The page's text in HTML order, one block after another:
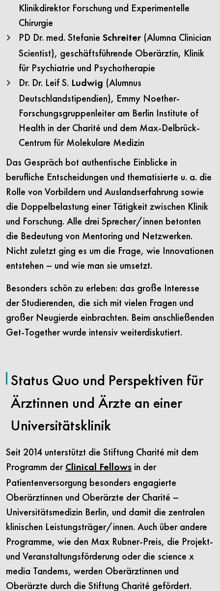
Klinikdirektor Forschung und Experimentelle
Chirurgie
PD Dr. med. Stefanie Schreiter (Alumna Clinician
Scientist), geschäftsführende Oberärztin, Klinik
für Psychiatrie und Psychotherapie
Dr. Dr. Leif S. Ludwig (Alumnus
Deutschlandstipendien), Emmy Noether-
Forschungsgruppenleiter am Berlin Institute of
Health in der Charité und dem Max-Delbrück-
Centrum für Molekulare Medizin
Das Gespräch bot authentische Einblicke in
berufliche Entscheidungen und thematisierte u. a. die
Rolle von Vorbildern und Auslandserfahrung sowie
die Doppelbelastung einer Tätigkeit zwischen Klinik
und Forschung. Alle drei Sprecher/innen betonten
die Bedeutung von Mentoring und Netzwerken.
Nicht zuletzt ging es um die Frage, wie Innovationen
entstehen – und wie man sie umsetzt.
Besonders schön zu erleben: das große Interesse
der Studierenden, die sich mit vielen Fragen und
großer Neugierde einbrachten. Beim anschließenden
Get-Together wurde intensiv weiterdiskutiert.
Status Quo und Perspektiven für
Ärztinnen und Ärzte an einer
Universitätsklinik
Seit 2014 unterstützt die Stiftung Charité mit dem
Programm der Clinical Fellows in der
Patientenversorgung besonders engagierte
Oberärztinnen und Oberärzte der Charité –
Universitätsmedizin Berlin, und damit die zentralen
klinischen Leistungsträger/innen. Auch über andere
Programme, wie den Max Rubner-Preis, die Projekt-
und Veranstaltungsförderung oder die science x
media Tandems, werden Oberärztinnen und
Oberärzte durch die Stiftung Charité gefördert.